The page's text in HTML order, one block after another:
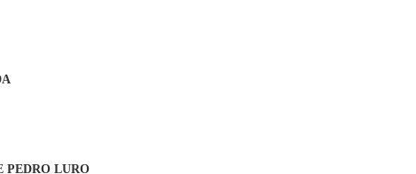
PEDRO LURO